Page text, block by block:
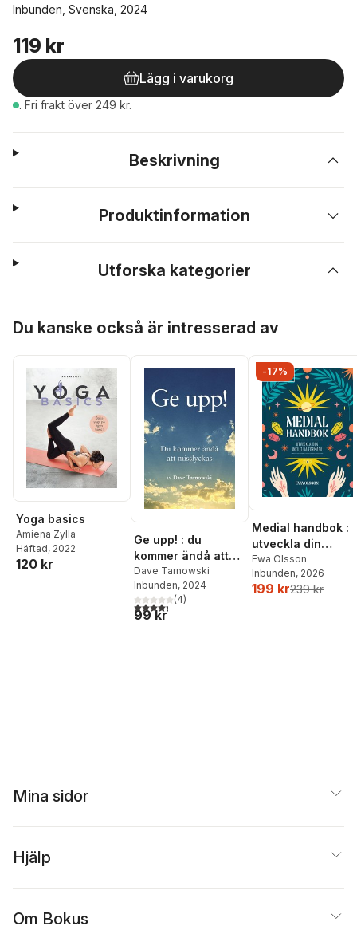
Inbunden, Svenska, 2024
119 kr
Lägg i varukorg
. Fri frakt över 249 kr.
Beskrivning
Produktinformation
Utforska kategorier
Du kanske också är intresserad av
Yoga basics
Amiena Zylla
Häftad, 2022
120 kr
Ge upp! : du
kommer ändå att
misslyckas
Dave Tarnowski
Inbunden, 2024
4,3utav 5 stjärnor. Totalt antal röster:
(4)
99 kr
-17%
Medial handbok :
utveckla din
intuitiva förmåga
Ewa Olsson
Inbunden, 2026
199 kr239 kr
Mina sidor
Hjälp
Om Bokus